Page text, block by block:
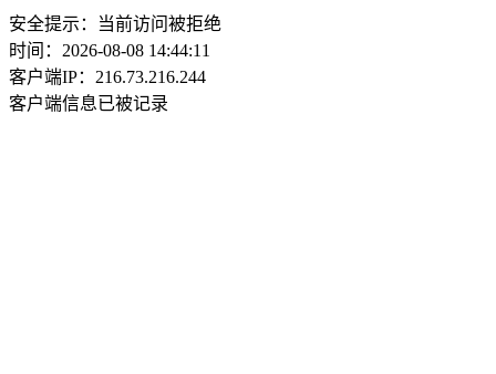
安全提示：当前访问被拒绝
时间：2026-08-08 14:44:11
客户端IP：216.73.216.244
客户端信息已被记录